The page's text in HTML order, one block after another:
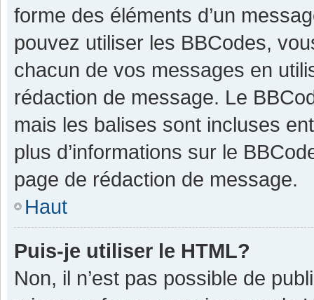
forme des éléments d’un
pouvez utiliser les BBCodes,
chacun de vos messages en
rédaction de message. Le
mais les balises sont incluses
plus d’informations sur le
page de rédaction de message.
Haut
Puis-je utiliser le HTML?
Non, il n’est pas possible de